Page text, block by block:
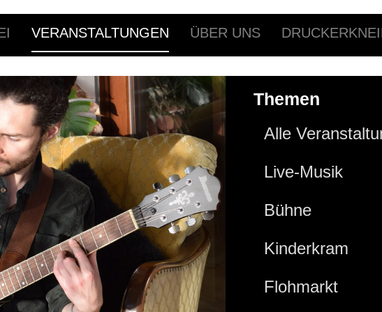
VERANSTALTUNGEN ÜBER UNS
Themen
Alle
Live-Musik
Bühne
Kinderkram
Flohmarkt